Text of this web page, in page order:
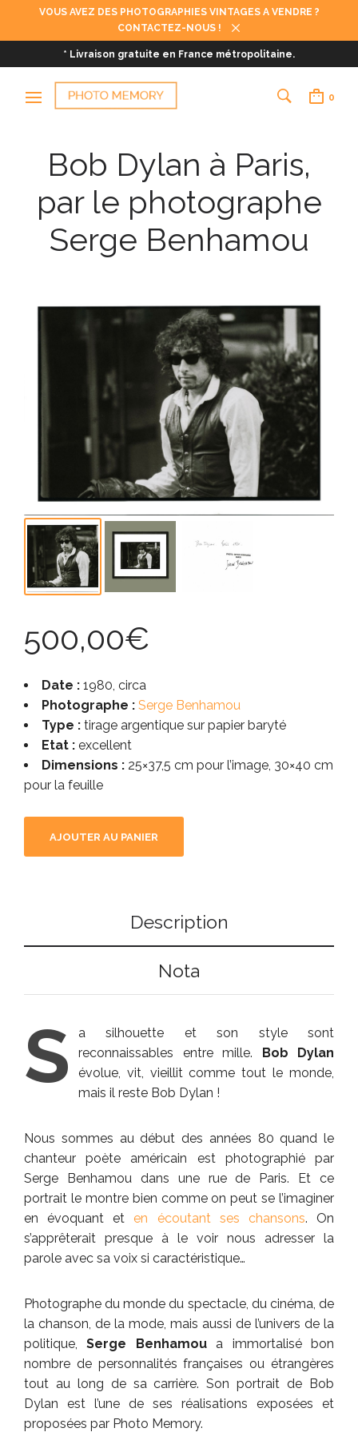
VOUS AVEZ DES PHOTOGRAPHIES VINTAGES A VENDRE ?
CONTACTEZ-NOUS !
* Livraison gratuite en France métropolitaine.
0
Bob Dylan à Paris,
par le photographe
Serge Benhamou
500,00€
Date : 1980, circa
Photographe : Serge Benhamou
Type : tirage argentique sur papier baryté
Etat : excellent
Dimensions : 25×37,5 cm pour l’image, 30×40 cm
pour la feuille
AJOUTER AU PANIER
Description
Nota
S
a silhouette et son style sont
reconnaissables entre mille.
Bob Dylan
évolue, vit, vieillit comme tout le monde,
mais il reste Bob Dylan !
Nous sommes au début des années 80 quand le
chanteur poète américain est photographié par
Serge Benhamou dans une rue de Paris. Et ce
portrait le montre bien comme on peut se l’imaginer
en évoquant eten écoutant ses chansons. On
s’apprêterait presque à le voir nous adresser la
parole avec sa voix si caractéristique…
Photographe du monde du spectacle, du cinéma, de
la chanson, de la mode, mais aussi de l’univers de la
politique,Serge Benhamoua immortalisé bon
nombre de personnalités françaises ou étrangères
tout au long de sa carrière. Son portrait de Bob
Dylan est l’une de ses réalisations exposées et
proposées par Photo Memory.